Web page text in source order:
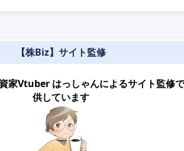
【株Biz】サイト監修
資家Vtuber はっしゃんによるサイト監修
供しています